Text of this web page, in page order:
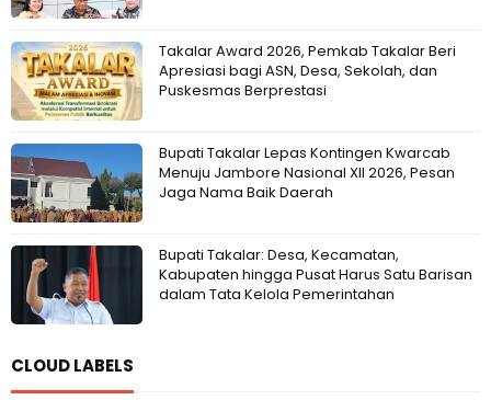
Takalar Award 2026, Pemkab Takalar Beri
Apresiasi bagi ASN, Desa, Sekolah, dan
Puskesmas Berprestasi
Bupati Takalar Lepas Kontingen Kwarcab
Menuju Jambore Nasional XII 2026, Pesan
Jaga Nama Baik Daerah
Bupati Takalar: Desa, Kecamatan,
Kabupaten hingga Pusat Harus Satu Barisan
dalam Tata Kelola Pemerintahan
CLOUD LABELS